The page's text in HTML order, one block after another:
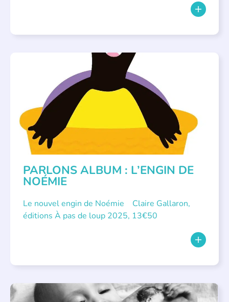
PARLONS ALBUM : L’ENGIN DE
NOÉMIE
Le nouvel engin de Noémie Claire Gallaron,
éditions À pas de loup 2025, 13€50
APPEL À SOUTIEN